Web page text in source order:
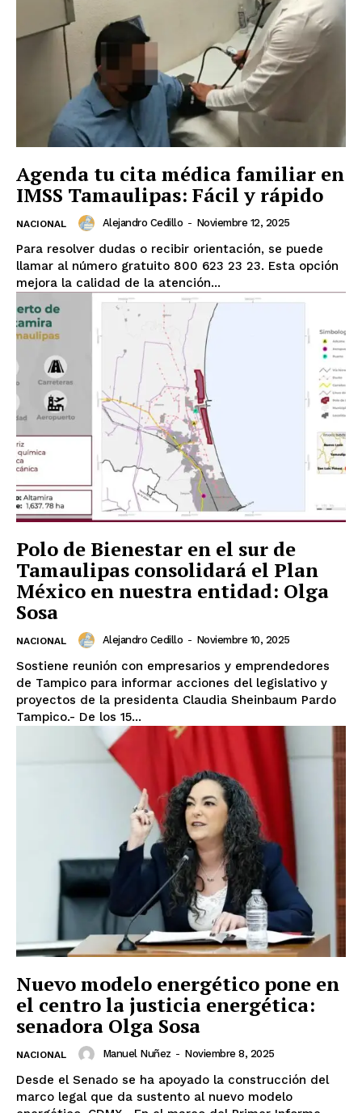
Agenda tu cita médica familiar en
IMSS Tamaulipas: Fácil y rápido
NACIONAL Alejandro Cedillo - Noviembre 12, 2025
Para resolver dudas o recibir orientación, se puede
llamar al número gratuito 800 623 23 23. Esta opción
mejora la calidad de la atención...
Polo de Bienestar en el sur de
Tamaulipas consolidará el Plan
México en nuestra entidad: Olga
Sosa
NACIONAL Alejandro Cedillo - Noviembre 10, 2025
Sostiene reunión con empresarios y emprendedores
de Tampico para informar acciones del legislativo y
proyectos de la presidenta Claudia Sheinbaum Pardo
Tampico.- De los 15...
Nuevo modelo energético pone en
el centro la justicia energética:
senadora Olga Sosa
NACIONAL Manuel Nuñez - Noviembre 8, 2025
Desde el Senado se ha apoyado la construcción del
marco legal que da sustento al nuevo modelo